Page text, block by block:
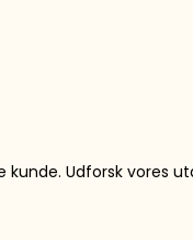
Udforsk vores